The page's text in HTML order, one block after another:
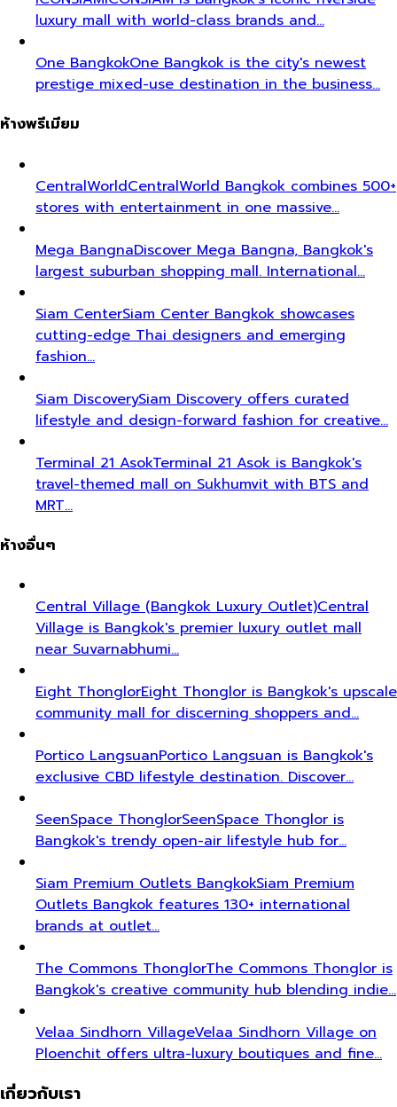
luxury mall with world-class brands and…
One BangkokOne Bangkok is the city's newest
prestige mixed-use destination in the business…
ห้างพรีเมียม
CentralWorldCentralWorld Bangkok combines 500+
stores with entertainment in one massive…
Mega BangnaDiscover Mega Bangna, Bangkok's
largest suburban shopping mall. International…
Siam CenterSiam Center Bangkok showcases
cutting-edge Thai designers and emerging
fashion…
Siam DiscoverySiam Discovery offers curated
lifestyle and design-forward fashion for creative…
Terminal 21 AsokTerminal 21 Asok is Bangkok's
travel-themed mall on Sukhumvit with BTS and
MRT…
ห้างอื่นๆ
Central Village (Bangkok Luxury Outlet)Central
Village is Bangkok's premier luxury outlet mall
near Suvarnabhumi…
Eight ThonglorEight Thonglor is Bangkok's upscale
community mall for discerning shoppers and…
Portico LangsuanPortico Langsuan is Bangkok's
exclusive CBD lifestyle destination. Discover…
SeenSpace ThonglorSeenSpace Thonglor is
Bangkok's trendy open-air lifestyle hub for…
Siam Premium Outlets BangkokSiam Premium
Outlets Bangkok features 130+ international
brands at outlet…
The Commons ThonglorThe Commons Thonglor is
Bangkok's creative community hub blending indie…
Velaa Sindhorn VillageVelaa Sindhorn Village on
Ploenchit offers ultra-luxury boutiques and fine…
เกี่ยวกับเรา